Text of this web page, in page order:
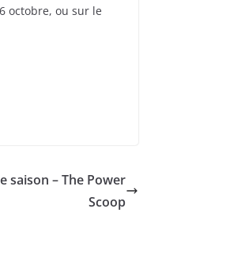
octobre, ou sur le
saison – The Power
Scoop